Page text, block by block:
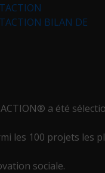
BILAN DE
a été
les 100 projets les
sociale.